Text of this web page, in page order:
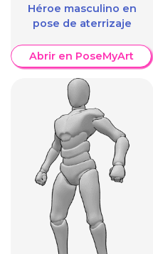
Héroe masculino en
pose de aterrizaje
Abrir en PoseMyArt